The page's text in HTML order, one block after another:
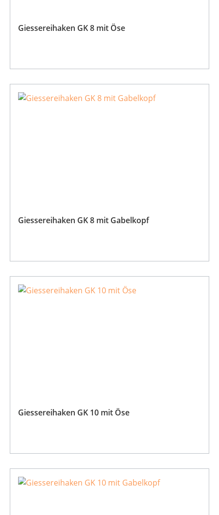
Giessereihaken GK 8 mit Öse
Giessereihaken GK 8 mit Gabelkopf
Giessereihaken GK 10 mit Öse